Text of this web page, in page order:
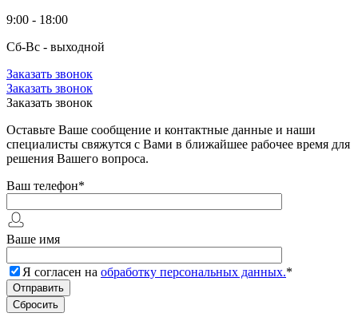
9:00 - 18:00
Сб-Вс - выходной
Заказать звонок
Заказать звонок
Заказать звонок
Оставьте Ваше сообщение и контактные данные и наши
специалисты свяжутся с Вами в ближайшее рабочее время для
решения Вашего вопроса.
Ваш телефон*
Ваше имя
Я согласен на обработку персональных данных.*